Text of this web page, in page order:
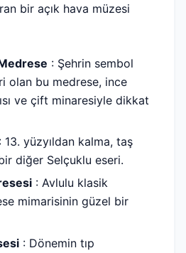
bir açık hava müzesi
: Şehrin sembol
olan bu medrese, ince
ve çift minaresiyle dikkat
: 13. yüzyıldan kalma, taş
diğer Selçuklu eseri.
: Avlulu klasik
mimarisinin güzel bir
: Dönemin tıp